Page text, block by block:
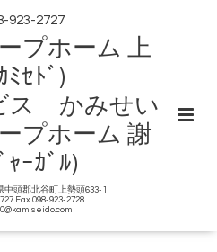
923-2727
ホーム 上
ﾐｾﾄﾞ)
ス かみせい
ホーム 謝
ｬｰｶﾞﾙ)
頭郡北谷町上勢頭633-1
Fax 098-923-2728